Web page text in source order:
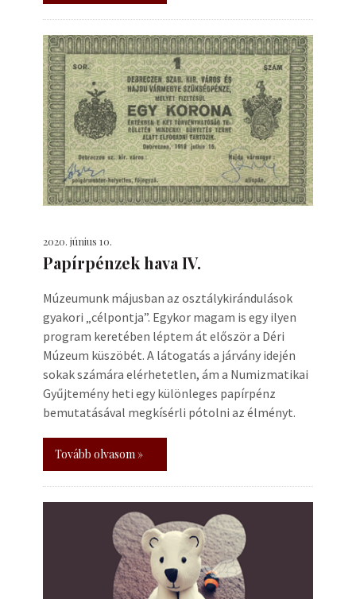
2020. június 10.
Papírpénzek hava IV.
Múzeumunk májusban az osztálykirándulások
gyakori „célpontja”. Egykor magam is egy ilyen
program keretében léptem át először a Déri
Múzeum küszöbét. A látogatás a járvány idején
sokak számára elérhetetlen, ám a Numizmatikai
Gyűjtemény heti egy különleges papírpénz
bemutatásával megkísérli pótolni az élményt.
Tovább olvasom »